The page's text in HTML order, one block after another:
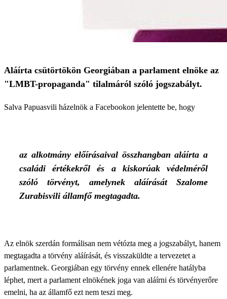
Aláírta csütörtökön Georgiában a parlament elnöke az
"LMBT-propaganda" tilalmáról szóló jogszabályt.
Salva Papuasvili házelnök a Facebookon jelentette be, hogy
az alkotmány előírásaival összhangban aláírta a
családi értékekről és a kiskorúak védelméről
szóló törvényt, amelynek aláírását Szalome
Zurabisvili államfő megtagadta.
Az elnök szerdán formálisan nem vétózta meg a jogszabályt, hanem
megtagadta a törvény aláírását, és visszaküldte a tervezetet a
parlamentnek. Georgiában egy törvény ennek ellenére hatályba
léphet, mert a parlament elnökének joga van aláírni és törvényerőre
emelni, ha az államfő ezt nem teszi meg.